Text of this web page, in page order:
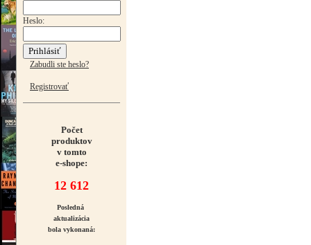
Heslo:
Zabudli ste heslo?
Registrovať
Počet
produktov
v tomto
e-shope:
12 612
Posledná
aktualizácia
bola vykonaná: